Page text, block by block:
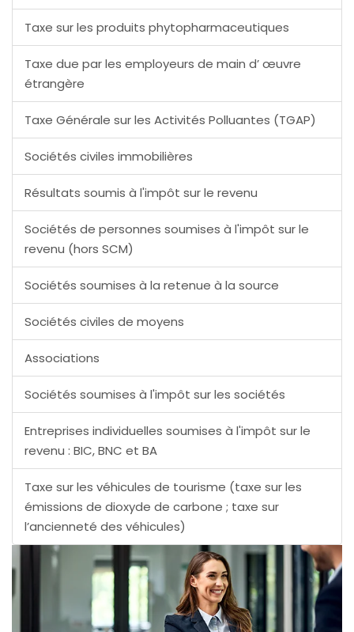
Taxe sur les produits phytopharmaceutiques
Taxe due par les employeurs de main d’ œuvre
étrangère
Taxe Générale sur les Activités Polluantes (TGAP)
Sociétés civiles immobilières
Résultats soumis à l'impôt sur le revenu
Sociétés de personnes soumises à l'impôt sur le
revenu (hors SCM)
Sociétés soumises à la retenue à la source
Sociétés civiles de moyens
Associations
Sociétés soumises à l'impôt sur les sociétés
Entreprises individuelles soumises à l'impôt sur le
revenu : BIC, BNC et BA
Taxe sur les véhicules de tourisme (taxe sur les
émissions de dioxyde de carbone ; taxe sur
l’ancienneté des véhicules)